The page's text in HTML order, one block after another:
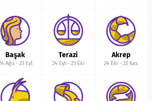
Başak
Ağu- 23 Eyl
Terazi
24 Eyl- 23 Eki
Akrep
24 Eki -22 Kas